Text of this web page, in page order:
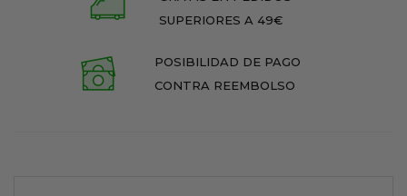
SUPERIORES A 49€
POSIBILIDAD DE PAGO
CONTRA REEMBOLSO